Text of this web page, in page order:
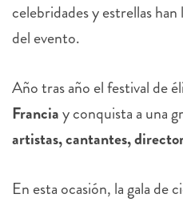
celebridades y estrellas
del evento.
Año tras año el festival de
Franciay conquista a una
artistas, cantantes,
En esta ocasión, la gala de